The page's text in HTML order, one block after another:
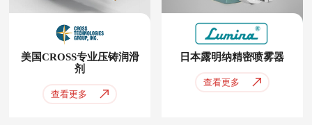
美国CROSS专业压铸润滑
剂
查看更多
日本露明纳精密喷雾器
查看更多